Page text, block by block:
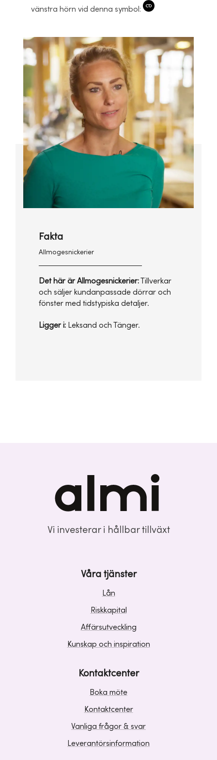
vänstra hörn vid denna symbol:
Fakta
Allmogesnickerier
Det här är Allmogesnickerier:Tillverkar
och säljer kundanpassade dörrar och
fönster med tidstypiska detaljer.
Ligger i: Leksand och Tänger.
Vi investerar i hållbar tillväxt
Våra tjänster
Lån
Riskkapital
Affärsutveckling
Kunskap och inspiration
Kontaktcenter
Boka möte
Kontaktcenter
Vanliga frågor & svar
Leverantörsinformation